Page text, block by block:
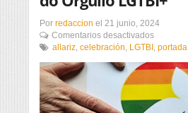
Por redaccion el 21 junio, 2024
Comentarios desactivadosen
Allariz
de
cores
o
allariz, celebración, LGTBI , portada